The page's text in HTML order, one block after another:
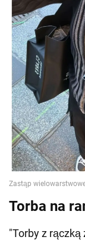
Torba na
"Torby z